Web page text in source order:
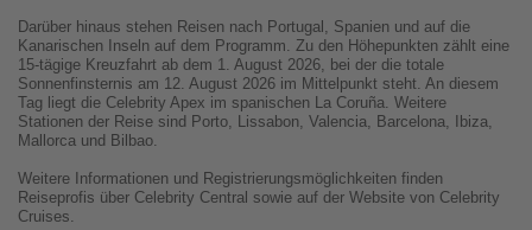
Darüber hinaus stehen Reisen nach Portugal, Spanien und auf die
Kanarischen Inseln auf dem Programm. Zu den Höhepunkten zählt eine
15-tägige Kreuzfahrt ab dem 1. August 2026, bei der die totale
Sonnenfinsternis am 12. August 2026 im Mittelpunkt steht. An diesem
Tag liegt die Celebrity Apex im spanischen La Coruña. Weitere
Stationen der Reise sind Porto, Lissabon, Valencia, Barcelona, Ibiza,
Mallorca und Bilbao.
Weitere Informationen und Registrierungsmöglichkeiten finden
Reiseprofis über Celebrity Central sowie auf der Website von Celebrity
Cruises.